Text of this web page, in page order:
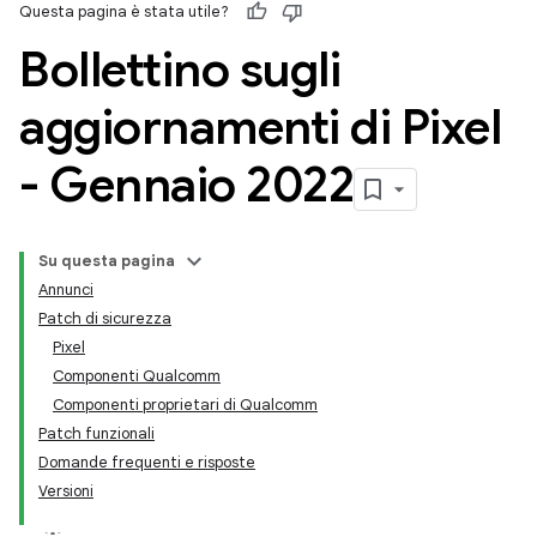
Questa pagina è stata utile?
Bollettino sugli
aggiornamenti di Pixel
- Gennaio 2022
Su questa pagina
Annunci
Patch di sicurezza
Pixel
Componenti Qualcomm
Componenti proprietari di Qualcomm
Patch funzionali
Domande frequenti e risposte
Versioni